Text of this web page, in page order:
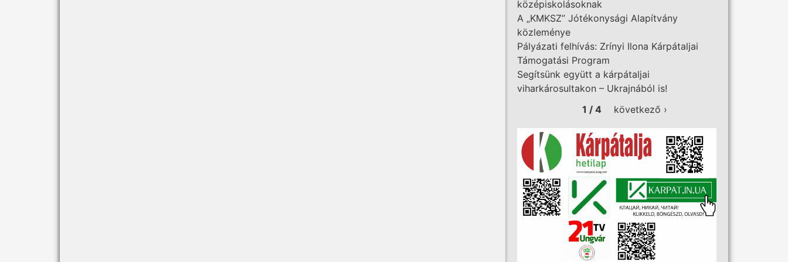
középiskolásoknak
A „KMKSZ” Jótékonysági Alapítvány
közleménye
Pályázati felhívás: Zrínyi Ilona Kárpátaljai
Támogatási Program
Segítsünk együtt a kárpátaljai
viharkárosultakon – Ukrajnából is!
1 / 4
következő ›